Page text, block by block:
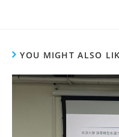
YOU MIGHT ALSO